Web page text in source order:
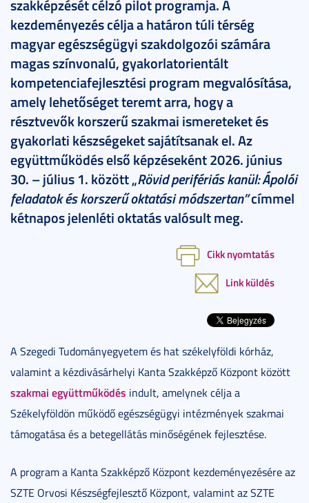
szakképzését célzó pilot programja. A
kezdeményezés célja a határon túli térség
magyar egészségügyi szakdolgozói számára
magas színvonalú, gyakorlatorientált
kompetenciafejlesztési program megvalósítása,
amely lehetőséget teremt arra, hogy a
résztvevők korszerű szakmai ismereteket és
gyakorlati készségeket sajátítsanak el. Az
együttműködés első képzéseként 2026. június
30. – július 1. között „Rövid perifériás kanül: Ápolói
feladatok és korszerű oktatási módszertan”címmel
kétnapos jelenléti oktatás valósult meg.
Cikk nyomtatás
Link küldés
A Szegedi Tudományegyetem és hat székelyföldi kórház,
valamint a kézdivásárhelyi Kanta Szakképző Központ között
szakmai együttműködés indult, amelynek célja a
Székelyföldön működő egészségügyi intézmények szakmai
támogatása és a betegellátás minőségének fejlesztése.
A program a Kanta Szakképző Központ kezdeményezésére az
SZTE Orvosi Készségfejlesztő Központ, valamint az SZTE